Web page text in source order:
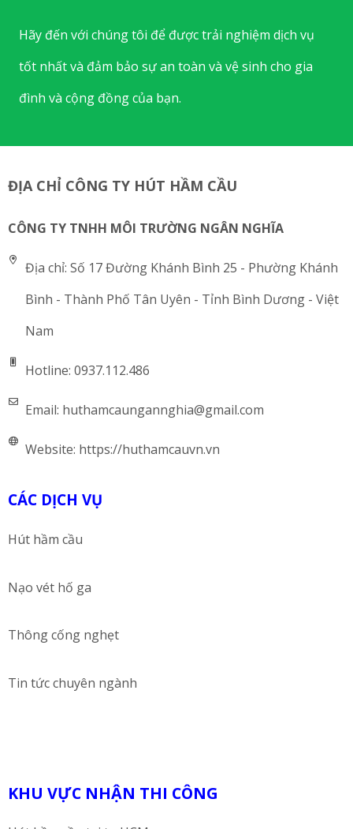
Hãy đến với chúng tôi để được trải nghiệm dịch vụ
tốt nhất và đảm bảo sự an toàn và vệ sinh cho gia
đình và cộng đồng của bạn.
ĐỊA CHỈ CÔNG TY HÚT HẦM CẦU
CÔNG TY TNHH MÔI TRƯỜNG NGÂN NGHĨA
Địa chỉ: Số 17 Đường Khánh Bình 25 - Phường Khánh
Bình - Thành Phố Tân Uyên - Tỉnh Bình Dương - Việt
Nam
Hotline: 0937.112.486
Email: huthamcaungannghia@gmail.com
Website: https://huthamcauvn.vn
CÁC DỊCH VỤ
Hút hầm cầu
Nạo vét hố ga
Thông cống nghẹt
Tin tức chuyên ngành
KHU VỰC NHẬN THI CÔNG